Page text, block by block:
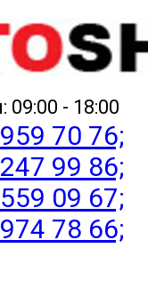
09:00 - 18:00
70 76;
99 86;
09 67;
78 66;